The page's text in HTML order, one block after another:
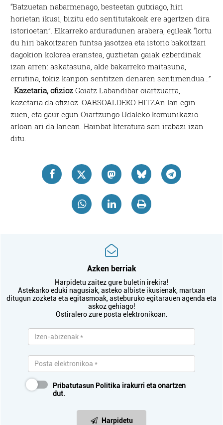
“Batzuetan nabarmenago, besteetan gutxiago, hiri
horietan ikusi, bizitu edo sentitutakoak ere agertzen dira
istorioetan”. Elkarreko arduradunen arabera, egileak “lortu
du hiri bakoitzaren funtsa jasotzea eta istorio bakoitzari
dagokion kolorea eranstea, guztietan gaiak ezberdinak
izan arren: askatasuna, alde bakarreko maitasuna,
errutina, tokiz kanpon sentitzen denaren sentimendua…”
.Kazetaria, ofizioz Goiatz Labandibar oiartzuarra,
kazetaria da ofizioz. OARSOALDEKO HITZAn lan egin
zuen, eta gaur egun Oiartzungo Udaleko komunikazio
arloan ari da lanean. Hainbat literatura sari irabazi izan
ditu.
Azken berriak
Harpidetu zaitez gure buletin irekira!
Astekarko eduki nagusiak, asteko albiste ikusienak, martxan
ditugun zozketa eta egitasmoak, asteburuko egitarauen agenda eta
askoz gehiago!
Ostiralero zure posta elektronikoan.
Pribatutasun Politika irakurri eta onartzen
dut.
Harpidetu